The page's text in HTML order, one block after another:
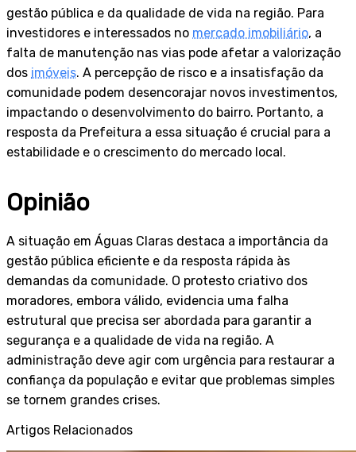
gestão pública e da qualidade de vida na região. Para
investidores e interessados no mercado imobiliário, a
falta de manutenção nas vias pode afetar a valorização
dos imóveis. A percepção de risco e a insatisfação da
comunidade podem desencorajar novos investimentos,
impactando o desenvolvimento do bairro. Portanto, a
resposta da Prefeitura a essa situação é crucial para a
estabilidade e o crescimento do mercado local.
Opinião
A situação em Águas Claras destaca a importância da
gestão pública eficiente e da resposta rápida às
demandas da comunidade. O protesto criativo dos
moradores, embora válido, evidencia uma falha
estrutural que precisa ser abordada para garantir a
segurança e a qualidade de vida na região. A
administração deve agir com urgência para restaurar a
confiança da população e evitar que problemas simples
se tornem grandes crises.
Artigos Relacionados